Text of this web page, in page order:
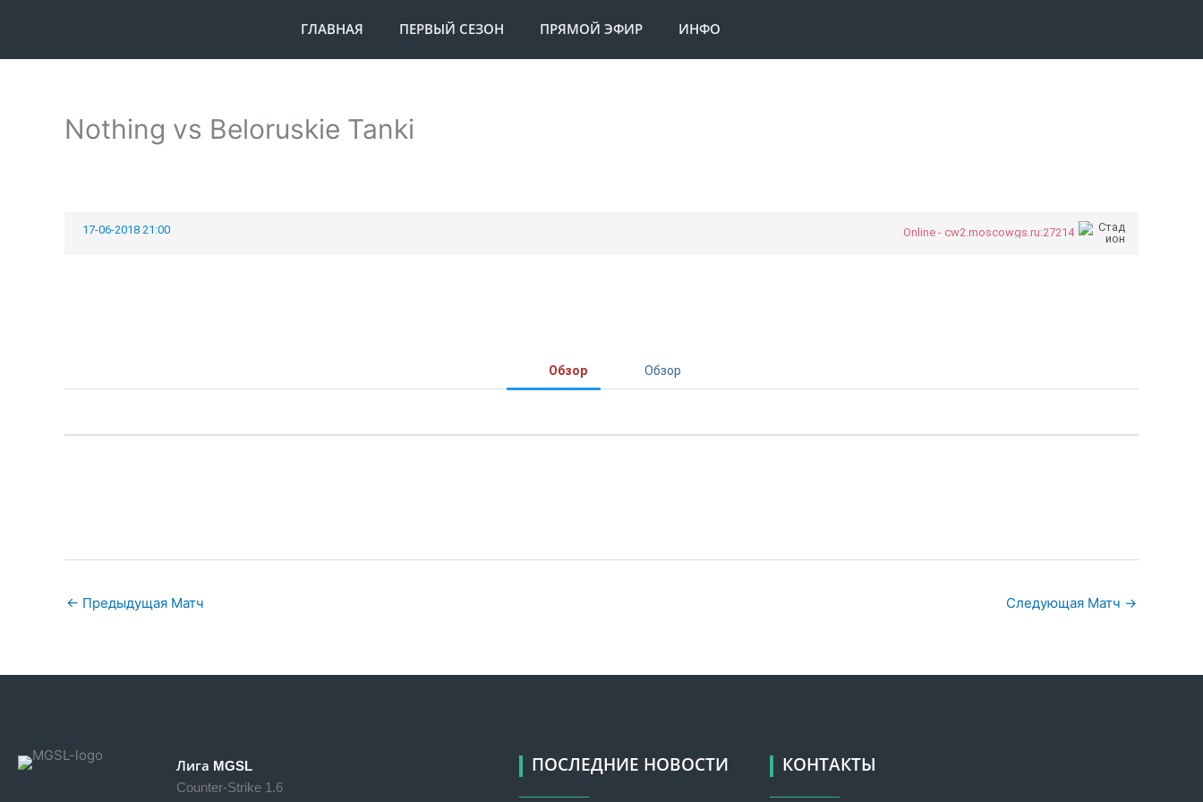
ГЛАВНАЯ ПЕРВЫЙ СЕЗОН ПРЯМОЙ ЭФИР ИНФО
Nothing vs Beloruskie Tanki
17-06-2018 21:00 Online - cw2.moscowgs.ru:27214
Обзор Обзор
← Предыдущая Матч Следующая Матч →
Лига MGSL
Counter-Strike 1.6
ПОСЛЕДНИЕ НОВОСТИ КОНТАКТЫ